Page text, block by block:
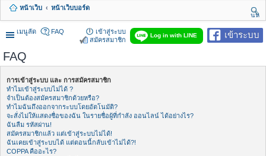
e
n
a
g
หน้าเว็บ
หน้าเว็บบอร์ด
นห
า
เมนูลัด
เข้าระบบ
Log in with LINE
FAQ
เข้าสู่ระบบ
สมัครสมาชิก
FAQ
การเข้าสู่ระบบ และ การสมัครสมาชิก
ทำไมเข้าสู่ระบบไม่ได้ ?
จำเป็นต้องสมัครสมาชิกด้วยหรือ?
ทำไมฉันถึงออกจากระบบโดยอัตโนมัติ?
จะสั่งไม่ให้แสดงชื่อของฉัน ในรายชื่อผู้ที่กำลัง ออนไลน์ ได้อย่างไร?
ฉันลืม รหัสผ่าน!
สมัครสมาชิกแล้ว แต่เข้าสู่ระบบไม่ได้!
ฉันเคยเข้าสู่ระบบได้ แต่ตอนนี้กลับเข้าไม่ได้?!
COPPA คืออะไร?